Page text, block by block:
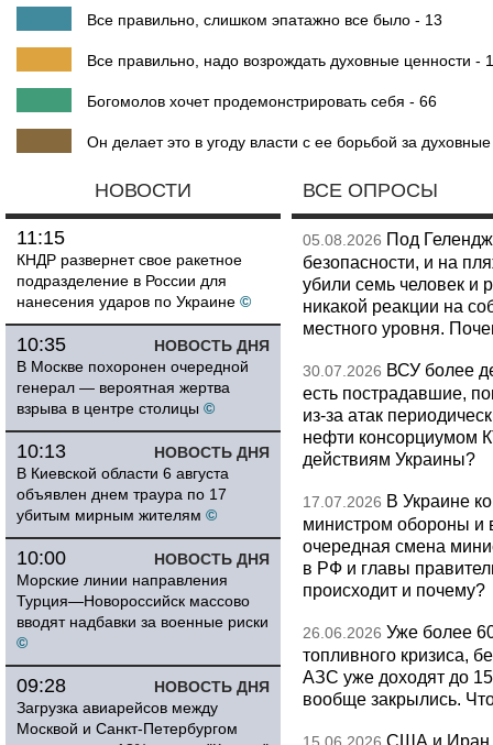
Все правильно, слишком эпатажно все было - 13
Все правильно, надо возрождать духовные ценности -
Богомолов хочет продемонстрировать себя - 66
Он делает это в угоду власти с ее борьбой за
НОВОСТИ
11:15
КНДР развернет свое ракетное
подразделение в России для
нанесения ударов по Украине ©
НОВОСТЬ ДНЯ
10:35
В Москве похоронен очередной
генерал — вероятная жертва
взрыва в центре столицы ©
НОВОСТЬ ДНЯ
10:13
В Киевской области 6 августа
объявлен днем траура по 17
убитым мирным жителям ©
НОВОСТЬ ДНЯ
10:00
Морские линии направления
Турция—Новороссийск массово
вводят надбавки за военные риски
©
НОВОСТЬ ДНЯ
09:28
Загрузка авиарейсов между
Москвой и Санкт-Петербургом
ВСЕ ОПРОСЫ
05.08.2026 Под
безопасности, и на
убили семь человек и
никакой реакции на
местного уровня.
30.07.2026 ВСУ более
есть пострадавшие,
из-за атак
нефти консорциумом
действиям Украины?
17.07.2026 В Украине
министром обороны и
очередная смена
в РФ и главы
происходит и почему?
26.06.2026 Уже более
топливного кризиса,
АЗС уже доходят до
вообще закрылись.
США и Иран